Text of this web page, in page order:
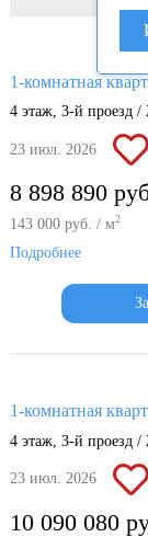
1-комнатная
4 этаж, 3-й проезд
23 июл. 2026
8 898 890
143 000 руб. / м2
Подробнее
1-комнатная
4 этаж, 3-й проезд
23 июл. 2026
10 090 080